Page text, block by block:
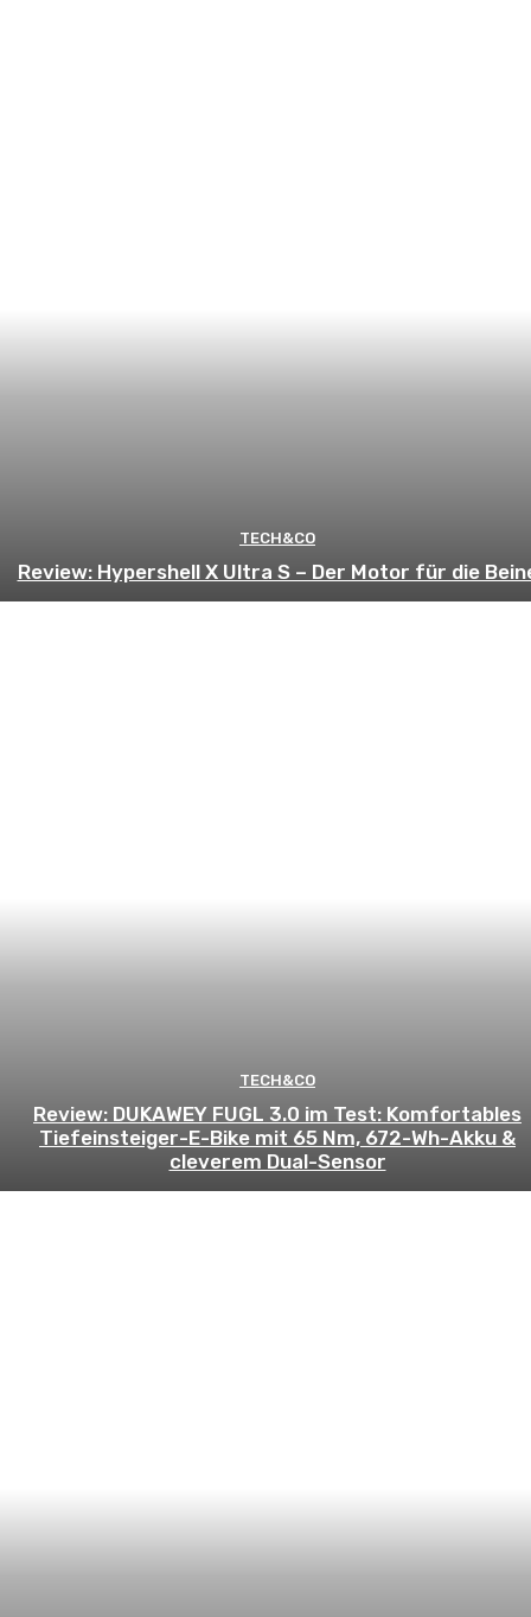
TECH&CO
Review: Hypershell X Ultra S – Der Motor für die
TECH&CO
Review: DUKAWEY FUGL 3.0 im Test: Komfortables
Tiefeinsteiger-E-Bike mit 65 Nm, 672-Wh-Akku &
cleverem Dual-Sensor